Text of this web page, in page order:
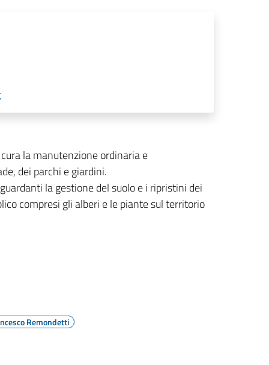
la manutenzione ordinaria e
dei parchi e giardini.
la gestione del suolo e i ripristini dei
compresi gli alberi e le piante sul territorio
Remondetti